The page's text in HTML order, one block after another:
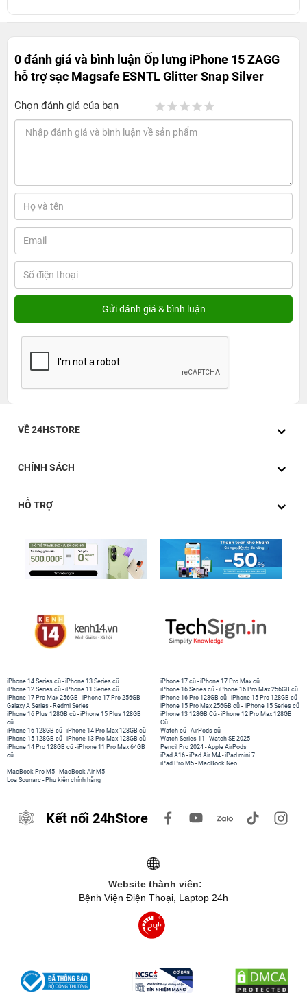
0 đánh giá và bình luậnỐp lưng iPhone 15 ZAGG
hỗ trợ sạc Magsafe ESNTL Glitter Snap Silver
Chọn đánh giá của bạn
VỀ 24HSTORE
CHÍNH SÁCH
HỖ TRỢ
iPhone 14 Series cũ -iPhone 13 Series cũ
iPhone 12 Series cũ -iPhone 11 Series cũ
iPhone 17 Pro Max 256GB -iPhone 17 Pro 256GB
Galaxy A Series - Redmi Series
iPhone 17 cũ -iPhone 17 Pro Max cũ
iPhone 16 Series cũ - iPhone 16 Pro Max 256GB cũ
iPhone 16 Pro 128GB cũ -iPhone 15 Pro 128GB cũ
iPhone 15 Pro Max 256GB cũ - iPhone 15 Series cũ
iPhone 16 Plus 128GB cũ -iPhone 15 Plus 128GB
cũ
iPhone 16 128GB cũ -iPhone 14 Pro Max 128GB cũ
iPhone 15 128GB cũ -iPhone 13 Pro Max 128GB cũ
iPhone 14 Pro 128GB cũ -iPhone 11 Pro Max 64GB
cũ
iPhone 13 128GB Cũ -iPhone 12 Pro Max 128GB
Cũ
Watch cũ -AirPods cũ
Watch Series 11 -Watch SE 2025
Pencil Pro 2024 -Apple AirPods
iPad A16 -iPad Air M4 -iPad mini 7
iPad Pro M5 - MacBook Neo
MacBook Pro M5 - MacBook Air M5
Loa Sounarc - Phụ kiện chính hãng
Kết nối 24hStore
Website thành viên:
Bệnh Viện Điện Thoại, Laptop 24h